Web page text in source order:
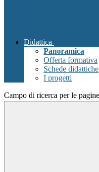
Didattica
Panoramica
Offerta formativa
Schede didattiche
I progetti
Campo di ricerca per le